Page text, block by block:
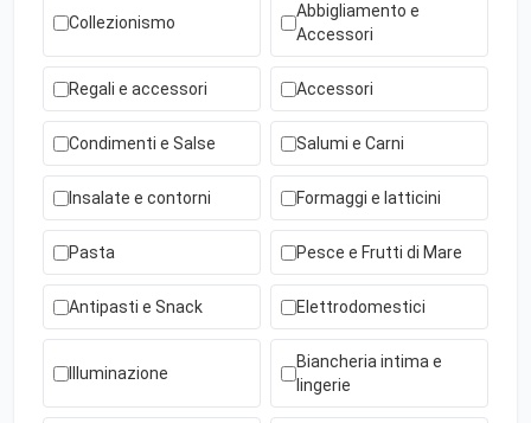
Collezionismo
Abbigliamento e
Accessori
Regali e accessori Accessori
Condimenti e Salse Salumi e Carni
Insalate e contorni Formaggi e latticini
Pasta Pesce e Frutti di Mare
Antipasti e Snack Elettrodomestici
Illuminazione
Biancheria intima e
lingerie